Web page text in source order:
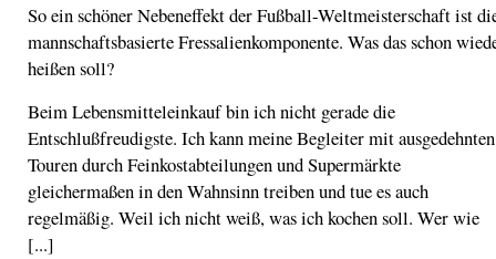
So ein schöner Nebeneffekt der Fußball-Weltmeisterschaft ist
mannschaftsbasierte Fressalienkomponente. Was das schon
heißen soll?
Beim Lebensmitteleinkauf bin ich nicht gerade die
Entschlußfreudigste. Ich kann meine Begleiter mit ausgedehnten
Touren durch Feinkostabteilungen und Supermärkte
gleichermaßen in den Wahnsinn treiben und tue es auch
regelmäßig. Weil ich nicht weiß, was ich kochen soll. Wer wie
[...]